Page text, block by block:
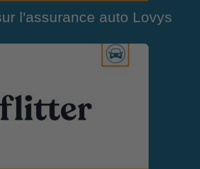
l'assurance auto Lovys